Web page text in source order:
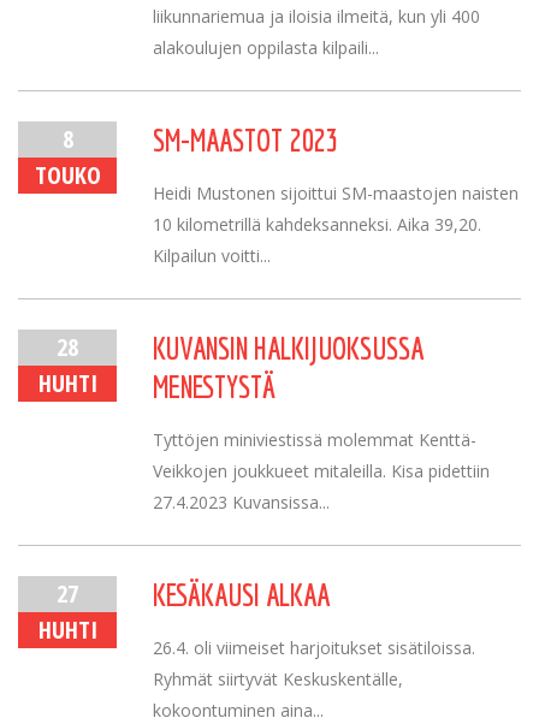
liikunnariemua ja iloisia ilmeitä, kun yli 400
alakoulujen oppilasta kilpaili...
8
TOUKO
SM-MAASTOT 2023
Heidi Mustonen sijoittui SM-maastojen naisten
10 kilometrillä kahdeksanneksi. Aika 39,20.
Kilpailun voitti...
28
HUHTI
KUVANSIN HALKIJUOKSUSSA
MENESTYSTÄ
Tyttöjen miniviestissä molemmat Kenttä-
Veikkojen joukkueet mitaleilla. Kisa pidettiin
27.4.2023 Kuvansissa...
27
HUHTI
KESÄKAUSI ALKAA
26.4. oli viimeiset harjoitukset sisätiloissa.
Ryhmät siirtyvät Keskuskentälle,
kokoontuminen aina...